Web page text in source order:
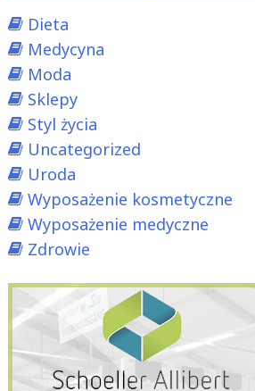
Dieta
Medycyna
Moda
Sklepy
Styl życia
Uncategorized
Uroda
Wyposażenie kosmetyczne
Wyposażenie medyczne
Zdrowie